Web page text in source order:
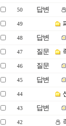
50 답변
49
48 답변
47 질문
46 질문
45 답변
44
43 답변
42